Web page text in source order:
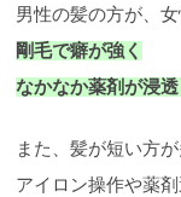
男性の髪の方が、
剛毛で癖が強く
なかなか薬剤が浸透
また、髪が短い方
アイロン操作や薬